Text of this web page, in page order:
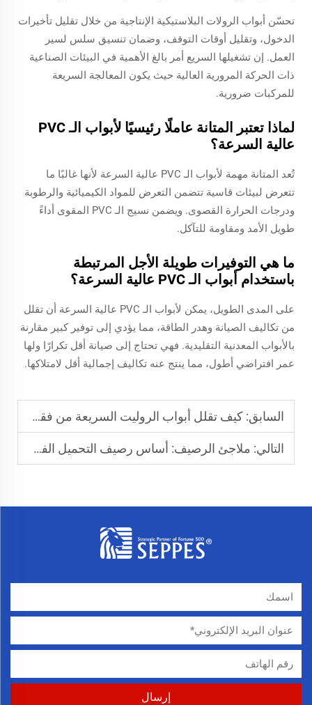
تحسّن أبواب الرولات البلاستيكية الإنتاجية من خلال تقليل تأخيرات
الدخول، وتقليل أوقات التوقف، وضمان تنسيق سلس لسير
العمل. إن تشغيلها السريع أمر بالغ الأهمية في البيئات الصناعية
ذات الحركة المرورية العالية حيث يكون المعالجة السريعة
للمركبات ضرورية.
لماذا تعتبر المتانة عاملًا رئيسيًا لأبواب الـ PVC
عالية السرعة؟
تُعد المتانة مهمة لأبواب الـ PVC عالية السرعة لأنها غالبًا ما
تتعرض لبيئات قاسية تتضمن التعرض للمواد الكيميائية والرطوبة
ودرجات الحرارة القصوى. ويضمن نسيج الـ PVC المقوى أداءً
طويل الأمد ومقاومة للتآكل.
ما هي التوفيرات طويلة الأجل المرتبطة
باستخدام أبواب الـ PVC عالية السرعة؟
على المدى الطويل، يمكن لأبواب الـ PVC عالية السرعة أن تقلل
من تكاليف الصيانة وهدر الطاقة، مما يؤدي إلى توفير كبير مقارنة
بالأبواب المعدنية التقليدية. فهي تحتاج إلى صيانة أقل تكرارًا ولها
عمر افتراضي أطول، مما ينتج عنه تكاليف إجمالية أقل لامتلاكها.
السابق: كيف تقلل أبواب الروليت السريعة من فقدان الطاقة في المنشآت
التالي: ملاجئ الرصيف: أساس رصيف التحميل الفعال